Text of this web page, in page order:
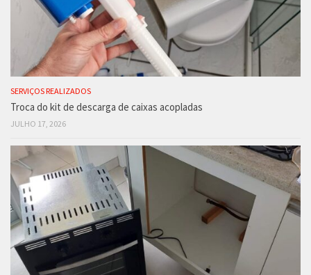
SERVIÇOS REALIZADOS
Troca do kit de descarga de caixas acopladas
JULHO 17, 2026